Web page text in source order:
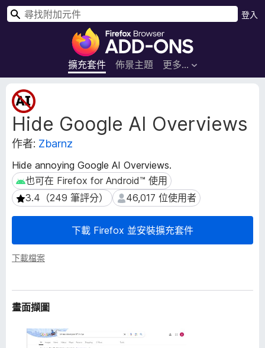
F
r
e
x
瀏
器
附
加
元
件
擴充套件 佈景主題 更多…
登入
搜
Hide Google AI Overviews
作者: Zbarnz
Hide annoying Google AI Overviews.
也可在 Firefox for Android™ 使用
也可在 Firefox for Android™ 使用
3.4（249 筆評分）
3.4（249 筆評分） 46,017 位使用者
46,017 位使用者
下載 Firefox 並安裝擴充套件
下載檔案
擴
充
套
件
後
資
料
畫面擷圖